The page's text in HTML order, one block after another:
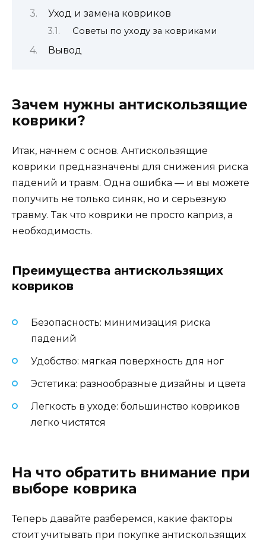
Уход и замена ковриков
Советы по уходу за ковриками
Вывод
Зачем нужны антискользящие
коврики?
Итак, начнем с основ. Антискользящие
коврики предназначены для снижения риска
падений и травм. Одна ошибка — и вы можете
получить не только синяк, но и серьезную
травму. Так что коврики не просто каприз, а
необходимость.
Преимущества антискользящих
ковриков
Безопасность: минимизация риска
падений
Удобство: мягкая поверхность для ног
Эстетика: разнообразные дизайны и цвета
Легкость в уходе: большинство ковриков
легко чистятся
На что обратить внимание при
выборе коврика
Теперь давайте разберемся, какие факторы
стоит учитывать при покупке антискользящих